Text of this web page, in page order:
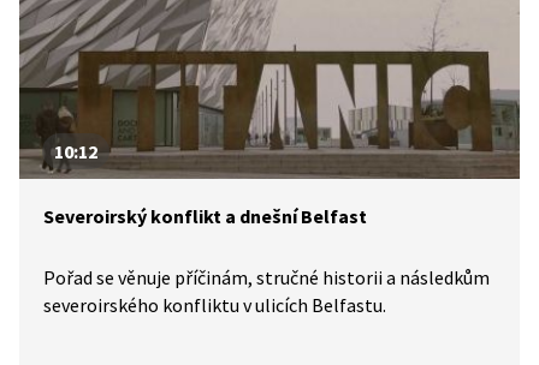
10:12
Severoirský konflikt a dnešní Belfast
Pořad se věnuje příčinám, stručné historii a následkům
severoirského konfliktu v ulicích Belfastu.